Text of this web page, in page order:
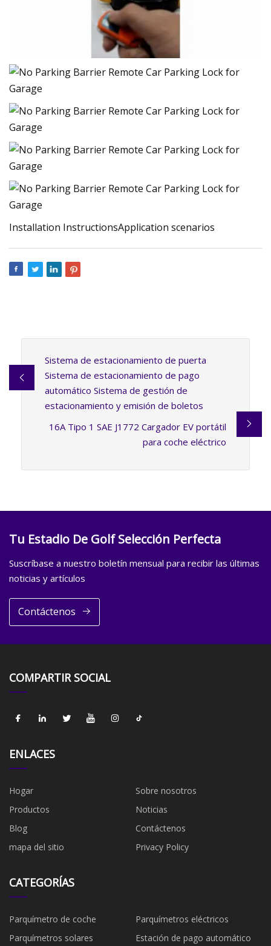
Installation InstructionsApplication scenarios
Sistema de estacionamiento de puerta
Sistema de estacionamiento de pago
automático Sistema de gestión de
estacionamiento y emisión de boletos
16A Tipo 1 SAE J1772 Cargador EV portátil
para coche eléctrico
Tu Estadio De Golf Selección Perfecta
Suscríbase a nuestro boletín mensual para recibir las últimas
noticias y artículos
Contáctenos
COMPARTIR SOCIAL
ENLACES
Hogar
Sobre nosotros
Productos
Noticias
Blog
Contáctenos
mapa del sitio
Privacy Policy
CATEGORÍAS
Parquímetro de coche
Parquímetros eléctricos
Parquímetros solares
Estación de pago automático